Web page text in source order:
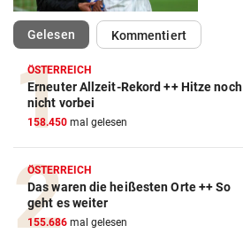
Gelesen(ausgewählt)Kommentiert
ÖSTERREICH
Erneuter Allzeit-Rekord ++ Hitze noch
nicht vorbei
158.450 mal gelesen
ÖSTERREICH
Das waren die heißesten Orte ++ So
geht es weiter
155.686 mal gelesen